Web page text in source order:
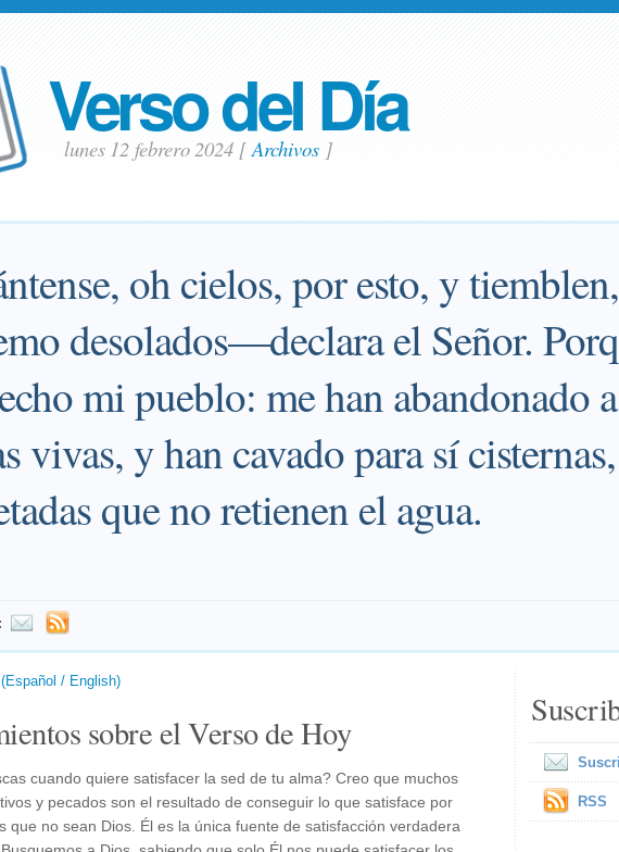
Verso del Día
lunes 12 febrero 2024 [Archivos]
oh cielos, por esto, y
desolados—declara el Señor.
mi pueblo: me han abandonado
vivas, y han cavado para sí
que no retienen el agua.
/ English)
sobre el Verso de Hoy
cuando quiere satisfacer la sed de tu alma? Creo que muchos
y pecados son el resultado de conseguir lo que satisface por
que no sean Dios. Él es la única fuente de satisfacción verdadera
RSS